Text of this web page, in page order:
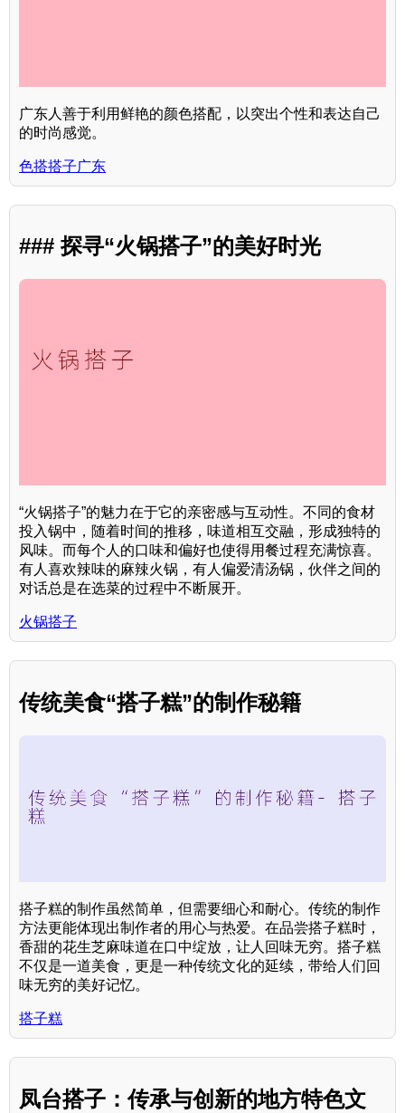
广东人善于利用鲜艳的颜色搭配，以突出个性和表达自己
的时尚感觉。
色搭搭子广东
### 探寻“火锅搭子”的美好时光
“火锅搭子”的魅力在于它的亲密感与互动性。不同的食材
投入锅中，随着时间的推移，味道相互交融，形成独特的
风味。而每个人的口味和偏好也使得用餐过程充满惊喜。
有人喜欢辣味的麻辣火锅，有人偏爱清汤锅，伙伴之间的
对话总是在选菜的过程中不断展开。
火锅搭子
传统美食“搭子糕”的制作秘籍
搭子糕的制作虽然简单，但需要细心和耐心。传统的制作
方法更能体现出制作者的用心与热爱。在品尝搭子糕时，
香甜的花生芝麻味道在口中绽放，让人回味无穷。搭子糕
不仅是一道美食，更是一种传统文化的延续，带给人们回
味无穷的美好记忆。
搭子糕
凤台搭子：传承与创新的地方特色文